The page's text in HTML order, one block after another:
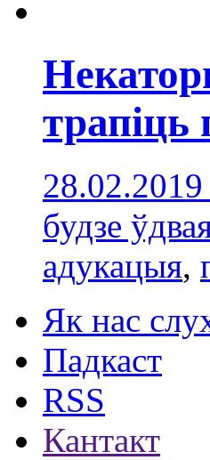
трапіць
будзе
адукацыя,
Як нас
Падкаст
RSS
Кантакт